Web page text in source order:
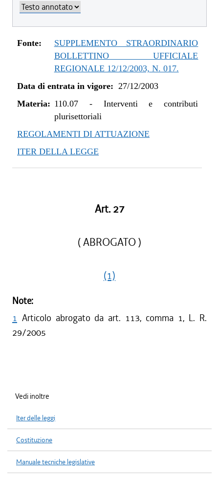
Fonte:
SUPPLEMENTO STRAORDINARIO
BOLLETTINO UFFICIALE
REGIONALE 12/12/2003, N. 017.
Data di entrata in vigore: 27/12/2003
Materia: 110.07- Interventi e contributi
plurisettoriali
REGOLAMENTI DI ATTUAZIONE
ITER DELLA LEGGE
Art. 27
( ABROGATO )
(1)
Note:
1 Articolo abrogato da art. 113, comma 1, L. R.
29/2005
Vedi inoltre
Iter delle leggi
Costituzione
Manuale tecniche legislative